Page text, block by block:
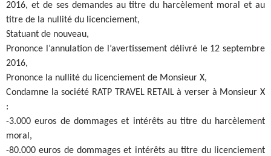
2016, et de ses demandes au titre du harcèlement moral et au
titre de la nullité du licenciement,
Statuant de nouveau,
Prononce l’annulation de l’avertissement délivré le 12 septembre
2016,
Prononce la nullité du licenciement de Monsieur X,
Condamne la société RATP TRAVEL RETAIL à verser à Monsieur X
:
-3.000 euros de dommages et intérêts au titre du harcèlement
moral,
-80.000 euros de dommages et intérêts au titre du licenciement